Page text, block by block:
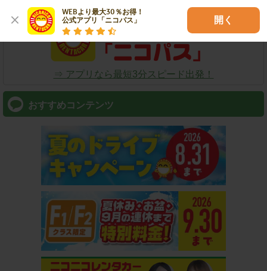
WEBより最大30％お得！
公式アプリ「ニコパス」
開く
⇒ アプリなら最短3分スピード出発！
おすすめコンテンツ